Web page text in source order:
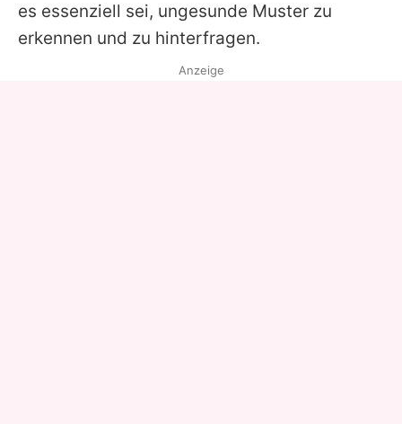
es essenziell sei, ungesunde Muster zu
erkennen und zu hinterfragen.
Anzeige